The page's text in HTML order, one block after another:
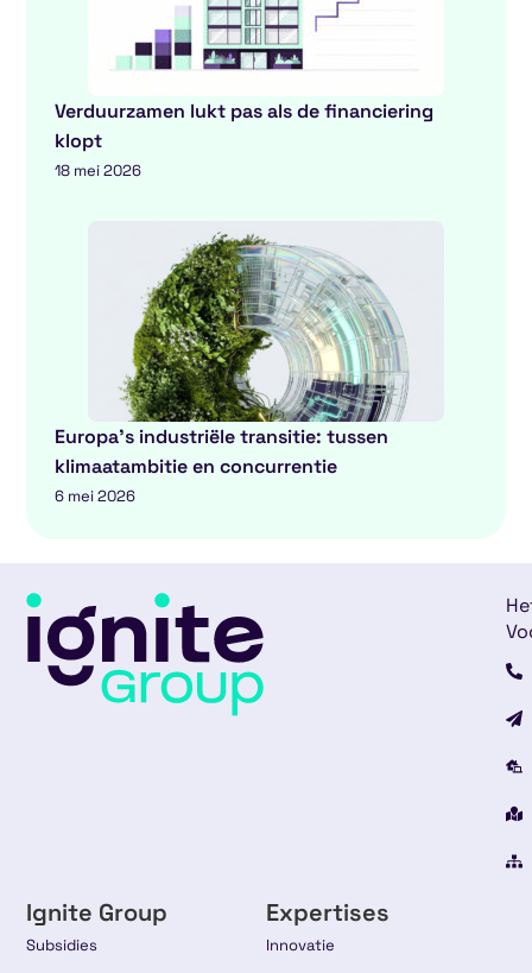
Verduurzamen lukt pas als de financiering
klopt
18 mei 2026
Europa’s industriële transitie: tussen
klimaatambitie en concurrentie
6 mei 2026
Ignite Group
Subsidies
Expertises
Innovatie